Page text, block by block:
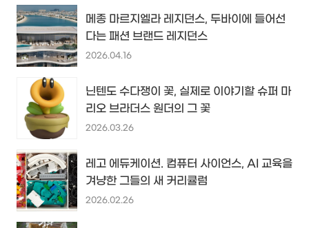
메종 마르지엘라 레지던스, 두바이에 들어선
다는 패션 브랜드 레지던스
2026.04.16
닌텐도 수다쟁이 꽃, 실제로 이야기할 슈퍼 마
리오 브라더스 원더의 그 꽃
2026.03.26
레고 에듀케이션. 컴퓨터 사이언스, AI 교육을
겨냥한 그들의 새 커리큘럼
2026.02.26